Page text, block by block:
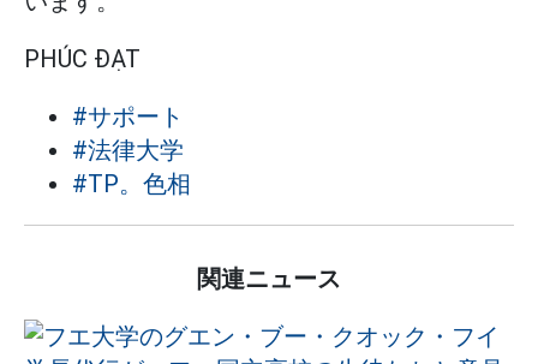
PHÚC ĐẠT
#サポート
#法律大学
#TP。色相
関連ニュース